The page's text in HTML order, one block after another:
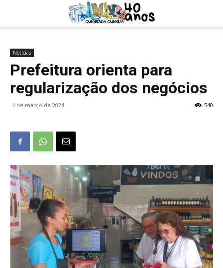
Notícias
Prefeitura orienta para
regularização dos negócios
4 de março de 2024 540